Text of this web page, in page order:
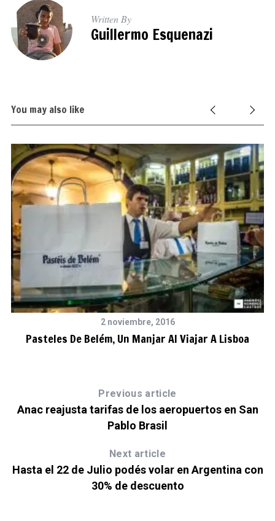
Written By
Guillermo Esquenazi
You may also like
2 noviembre, 2016
Pasteles De Belém, Un Manjar Al Viajar A Lisboa
Previous article
Anac reajusta tarifas de los aeropuertos en San
Pablo Brasil
Next article
Hasta el 22 de Julio podés volar en Argentina con
30% de descuento